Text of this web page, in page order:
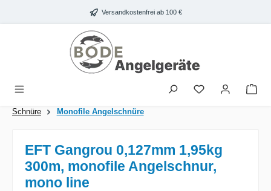
Zum Hauptinhalt springen Versandkostenfrei ab 100 €
Schnüre Monofile Angelschnüre
EFT Gangrou 0,127mm 1,95kg
300m, monofile Angelschnur,
mono line